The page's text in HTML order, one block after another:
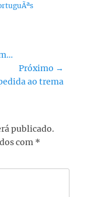
Próximo →
ao trema
publicado.
com *